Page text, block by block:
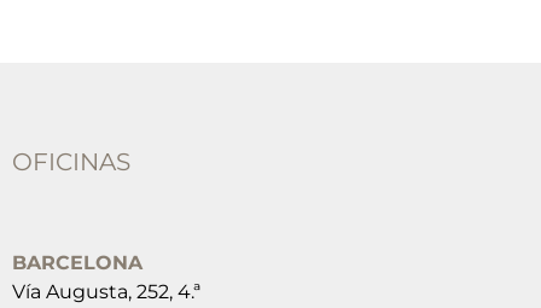
OFICINAS
BARCELONA
Vía Augusta, 252, 4.ª